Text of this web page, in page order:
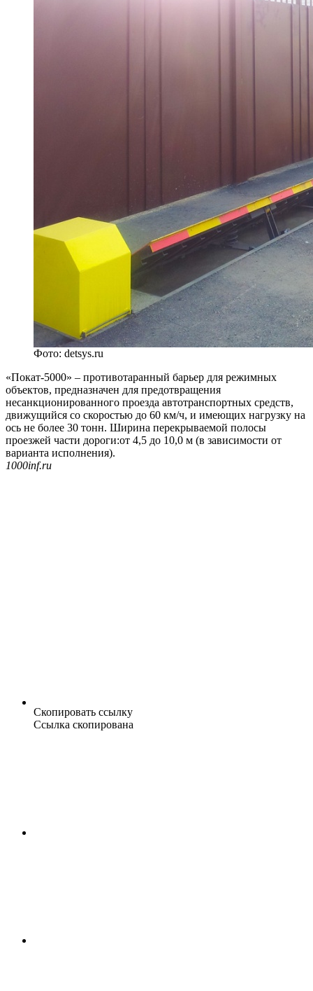
Фото: detsys.ru
«Покат-5000» – противотаранный барьер для режимных
объектов, предназначен для предотвращения
несанкционированного проезда автотранспортных средств,
движущийся со скоростью до 60 км/ч, и имеющих нагрузку на
ось не более 30 тонн. Ширина перекрываемой полосы
проезжей части дороги:от 4,5 до 10,0 м (в зависимости от
варианта исполнения).
1000inf.ru
Скопировать ссылку
Ссылка скопирована